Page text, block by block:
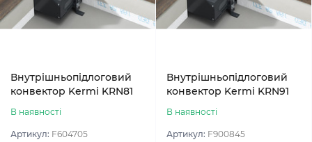
Внутрішньопідлоговий
конвектор Kermi KRN81
В наявності
Артикул: F604705
Внутрішньопідлоговий
конвектор Kermi KRN91
В наявності
Артикул: F900845